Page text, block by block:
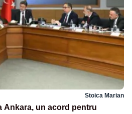
Stoica Marian
Ankara, un acord pentru